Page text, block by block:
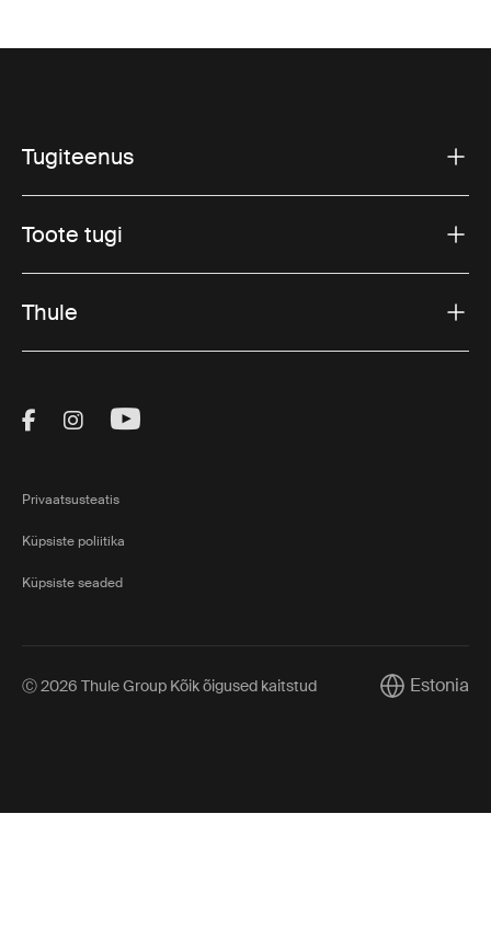
Tugiteenus
Toote tugi
Thule
Visit Thule on Facebook (external link)
Visit Thule on Instagram (external link)
Visit Thule on Youtube (external
Privaatsusteatis
Küpsiste poliitika
Küpsiste seaded
Ⓒ 2026 Thule Group Kõik õigused kaitstud CurrentEstonia